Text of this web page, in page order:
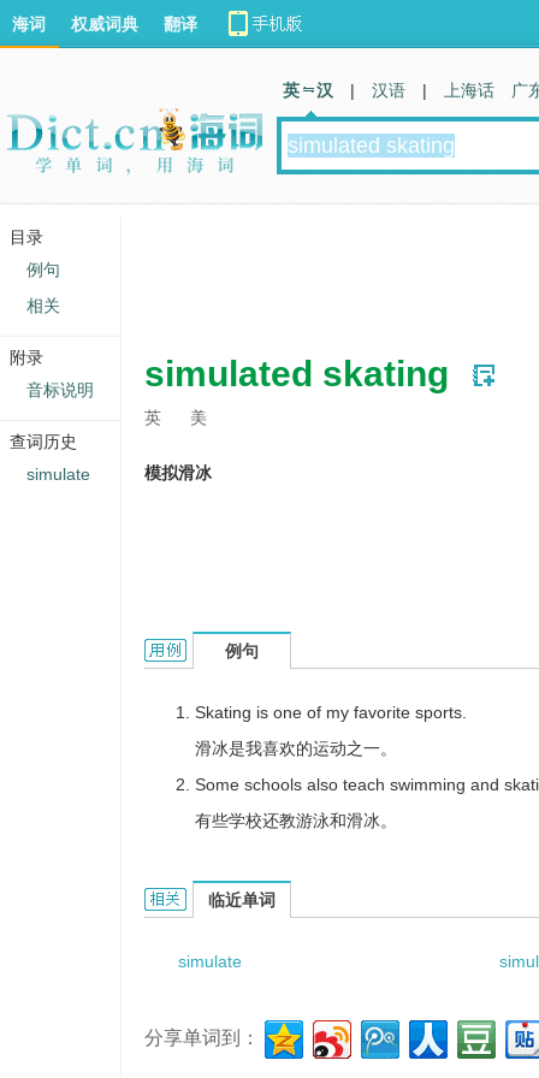
simulated skating
英 美
模拟滑冰
simulated skating的用法和样例：
例句
Skating is one of my favorite sports.
滑冰是我喜欢的运动之一。
Some schools also teach swimming and
有些学校还教游泳和滑冰。
simulated skating的相关资料：
临近单词
simulate
分享单词到：
海词 权威词典 翻译
英 汉 | 汉语 | 上海话 广
目录
例句
相关
附录
音标说明
查词历史
simulate